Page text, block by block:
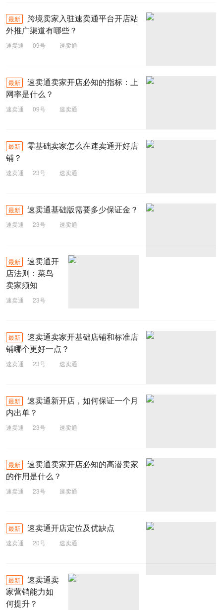
最新
跨境卖家入驻速卖通平台开店站
外推广渠道有哪些？
速卖通 09号 速卖通
最新
速卖通卖家开店必知的指标：上
网率是什么？
速卖通 09号 速卖通
最新
零基础卖家怎么在速卖通开好店
铺？
速卖通 23号 速卖通
最新 速卖通基础版需要多少保证金？
速卖通 23号 速卖通
最新
速卖通开
店法则：菜鸟
卖家须知
速卖通
23号
最新
速卖通卖家开基础店铺和标准店
铺哪个更好一点？
速卖通 23号 速卖通
最新
速卖通新开店，如何保证一个月
内出单？
速卖通 23号 速卖通
最新
速卖通卖家开店必知的高潜卖家
的作用是什么？
速卖通 23号 速卖通
最新 速卖通开店定位及优缺点
速卖通 20号 速卖通
最新
速卖通卖
家营销能力如
何提升？